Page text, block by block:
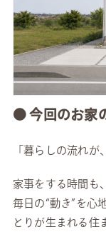
● 今回のお家
「暮らしの流れが
家事をする時間も
毎日の“動き”を心
とりが生まれる住